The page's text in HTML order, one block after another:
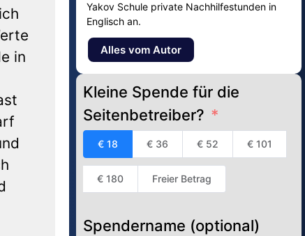
in
Yakov Schule private Nachhilfestunden in
Englisch an.
Alles vom Autor
Kleine Spende für die
Seitenbetreiber?
€ 18 € 36 € 52 € 101
€ 180 Freier Betrag
Spendername (optional)